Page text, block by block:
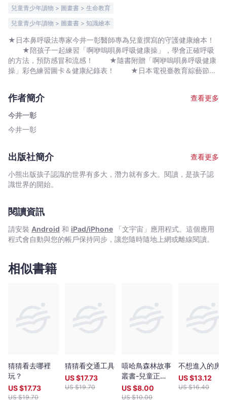
題,
免
力,
列
育
和
上
顎
出
今
井
彰
-
文
宙
｜
兒童青少年讀物 > 圖畫書 > 生命教育
兒童青少年讀物 > 圖畫書 > 知識繪本
★日本鼻呼吸法專家今井一彰醫師專為兒童撰寫的守護健康繪本！
★陪孩子一起練習「啊咿嗚唄鼻呼吸健康操」，學會正確呼吸
的方法，預防感冒和流感！ ★隨書附贈「啊咿嗚唄鼻呼吸健康
操」彩色練習圖卡＆健康紀錄表！ ★日本電視臺教育綜藝節目
嘴巴呼吸的闊嘴。 他們兩個是不打不相識的好朋友，不論何時
何地都要比個高低才罷休。 「呼！」闊嘴用力吐氣，飛快的往
前邁進。 覺得上氣不接下氣時，就大口吸氣，呼呼──哈哈──
呼呼！ 大鼻則是用鼻子輕輕噴氣，穩穩的往前邁進。 覺得
吸的闊嘴會贏得最後的勝利嗎？還是會被用鼻子吸呼的大鼻後來追
上呢？快跟我們一起來看看吧！ 你知道嗎？正確的呼吸方式是
要練習的，錯誤的呼吸方式所帶來的影響，遠比你想像中的嚴重！
如果你的孩子是用嘴巴呼吸，細菌和髒東西就大咧咧的從口腔
臉型！此外，孩子也常會因而打呼,無法進入深層睡眠，在寶貴的睡
日本鼻呼吸專家──今井一彰醫師特別以繪本的形式來告訴大家，如
何用「啊咿嗚唄鼻呼吸健康操」訓練正確的呼吸法，有效避免上述
大喊「啊,咿,嗚,唄」，一天三十次，堅持三個月，就能學會用鼻子
呼吸的正確方式，讓舌頭回到正確的位置，常保健康和端正的外
作者簡介
查看更多
今井一彰
今井一彰
出版社簡介
查看更多
小熊出版孩子認識的世界有多大，潛力就有多大。閱讀，是孩子認
識世界的開始。
閱讀資訊
請安裝 Android 和 iPad/iPhone 「文宇宙」應用程式。這個應用
程式會自動與您的帳戶保持同步，讓您隨時隨地上網或離線閱讀。
相似書籍
猜猜看去哪裡
玩？
US $17.73
US $19.70
猜猜看交通工具
US $17.73
US $19.70
嘻哈鳥森林故事
叢書-兒童正向
教育繪本3:猴子
胖胖在哪裏？
US $8.00
US $10.00
不想進入的房
US $13.12
US $16.40